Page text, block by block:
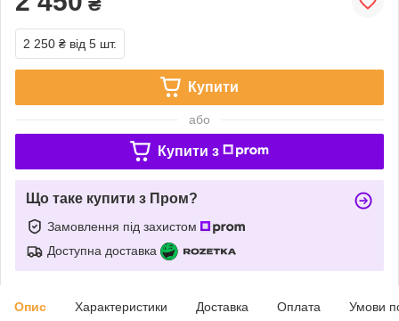
2 250 ₴ від 5 шт.
Купити
або
Купити з
Що таке купити з Пром?
Замовлення під захистом
Доступна доставка
Опис Характеристики Доставка Оплата Умови